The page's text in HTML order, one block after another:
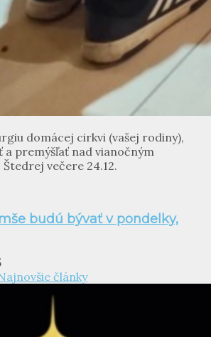
domácej cirkvi (vašej rodiny),
a premýšľať nad vianočným
večere 24.12.
budú bývať v pondelky,
články